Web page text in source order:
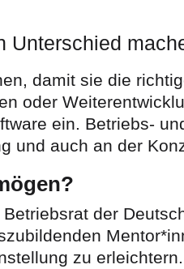
Unterschied
damit sie die
oder
ein. Betriebs-
und auch an der
der
zu